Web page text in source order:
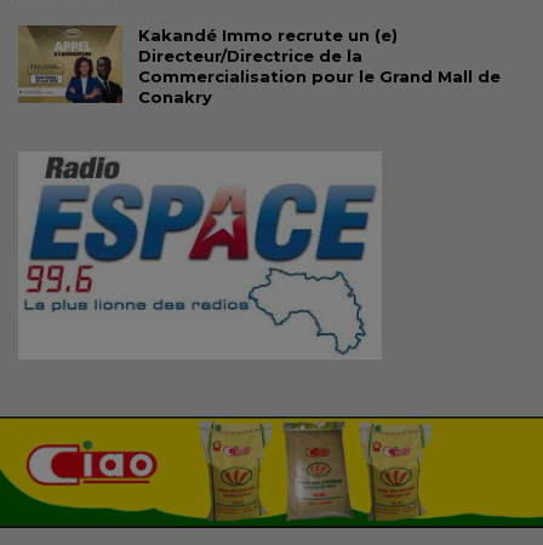
Kakandé Immo recrute un (e)
Directeur/Directrice de la
Commercialisation pour le Grand Mall de
Conakry